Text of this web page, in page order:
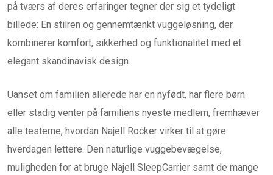
på tværs af deres erfaringer tegner der sig et tydeligt
billede: En stilren og gennemtænkt vuggeløsning, der
kombinerer komfort, sikkerhed og funktionalitet med et
elegant skandinavisk design.
Uanset om familien allerede har en nyfødt, har flere børn
eller stadig venter på familiens nyeste medlem, fremhæver
alle testerne, hvordan Najell Rocker virker til at gøre
hverdagen lettere. Den naturlige vuggebevægelse,
muligheden for at bruge Najell SleepCarrier samt de mange